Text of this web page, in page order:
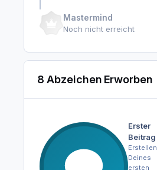
Mastermind
Noch nicht erreicht
8 Abzeichen Erworben
Erster
Beitrag
Erstellen
Deines
ersten